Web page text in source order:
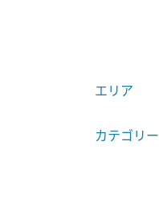
エリア
カテゴリー